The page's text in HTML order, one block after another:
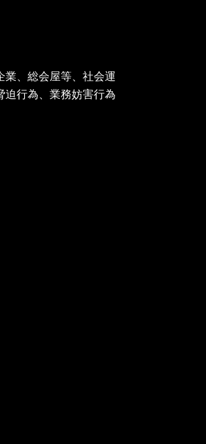
業、総会屋等、社会運
迫行為、業務妨害行為